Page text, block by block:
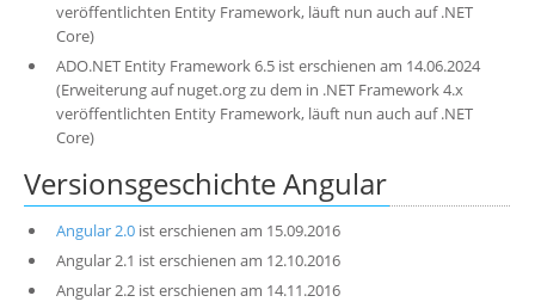
veröffentlichten Entity Framework, läuft nun auch auf .NET
Core)
ADO.NET Entity Framework 6.5 ist erschienen am 14.06.2024
(Erweiterung auf nuget.org zu dem in .NET Framework 4.x
veröffentlichten Entity Framework, läuft nun auch auf .NET
Core)
Versionsgeschichte Angular
Angular 2.0ist erschienen am 15.09.2016
Angular 2.1 ist erschienen am 12.10.2016
Angular 2.2 ist erschienen am 14.11.2016